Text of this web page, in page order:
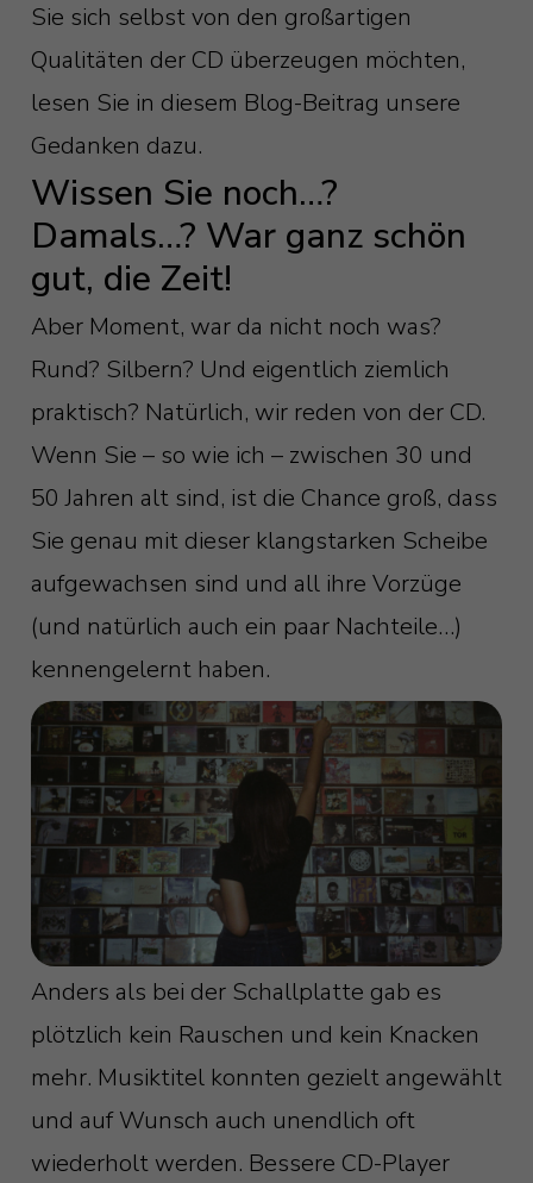
Sie sich selbst von den großartigen
Qualitäten der CD überzeugen möchten,
lesen Sie in diesem Blog-Beitrag unsere
Gedanken dazu.
Wissen Sie noch…?
Damals…? War ganz schön
gut, die Zeit!
Aber Moment, war da nicht noch was?
Rund? Silbern? Und eigentlich ziemlich
praktisch? Natürlich, wir reden von der CD.
Wenn Sie – so wie ich – zwischen 30 und
50 Jahren alt sind, ist die Chance groß, dass
Sie genau mit dieser klangstarken Scheibe
aufgewachsen sind und all ihre Vorzüge
(und natürlich auch ein paar Nachteile…)
kennengelernt haben.
Anders als bei der Schallplatte gab es
plötzlich kein Rauschen und kein Knacken
mehr. Musiktitel konnten gezielt angewählt
und auf Wunsch auch unendlich oft
wiederholt werden. Bessere CD-Player